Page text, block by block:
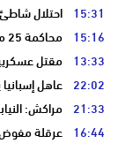
15:31 احتلال
15:16 محاكمة 25 متهما في قضية الهجرة إلى سبتة
13:33 مقتل
22:02 عاهل
21:33 مراكش:
16:44 عرقلة مفوض